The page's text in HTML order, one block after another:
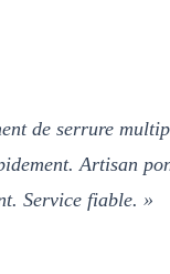
de serrure
Artisan
Service fiable. »